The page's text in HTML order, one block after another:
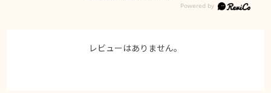
レビューはありません。